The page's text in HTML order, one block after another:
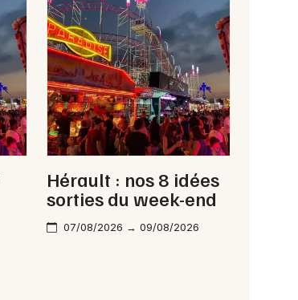
Hérault : nos 8 idées
sorties du week-end
07/08/2026 → 09/08/2026